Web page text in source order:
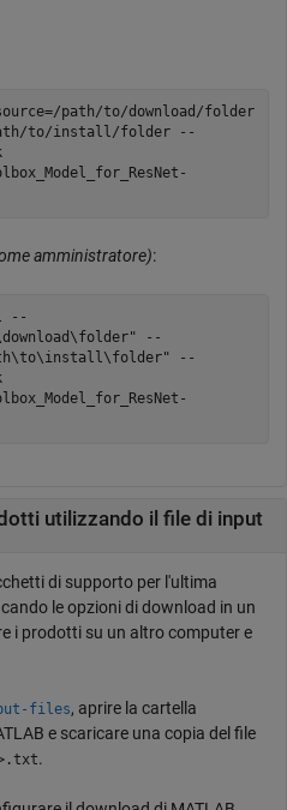
path/to/download/folder
to/install/folder --
amministratore):
--
--
--
utilizzando il file di input
di supporto per l'ultima
le opzioni di download in un
i prodotti su un altro computer e
files, aprire la cartella
e scaricare una copia del file
.